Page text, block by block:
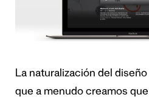
La naturalización del
que a menudo creamos